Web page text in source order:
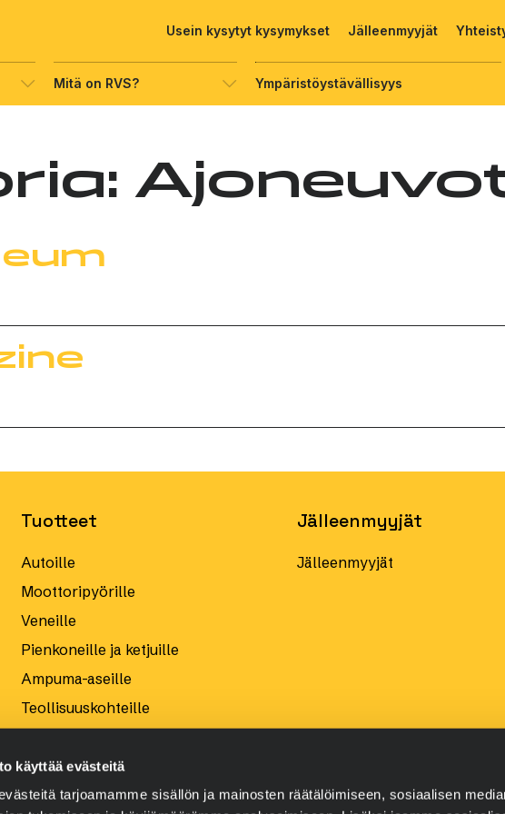
käyttää evästeitä
tarjoamamme sisällön ja mainosten räätälöimiseen, sosiaalisen
Usein kysytyt kysymykset Jälleenmyyjät
Mitä on RVS? Ympäristöystävällisyys
Tuotteet
Autoille
Moottoripyörille
Veneille
Pienkoneille ja ketjuille
Ampuma-aseille
Teollisuuskohteille
Jälleenmyyjät
Jälleenmyyjät